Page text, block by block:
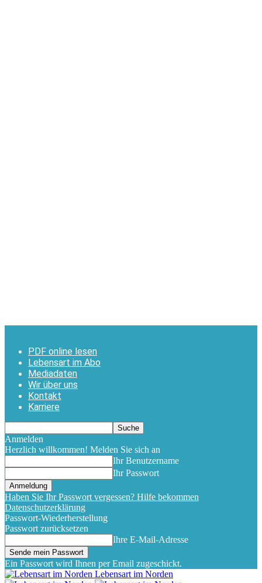
PDF online lesen
Lebensart im Abo
Mediadaten
Wir über uns
Kontakt
Karriere
Anmelden
Herzlich willkommen! Melden Sie sich an
Ihr Benutzername
Ihr Passwort
Haben Sie Ihr Passwort vergessen? Hilfe bekommen
Datenschutzerklärung
Passwort-Wiederherstellung
Passwort zurücksetzen
Ihre E-Mail-Adresse
Ein Passwort wird Ihnen per Email zugeschickt.
Lebensart im Norden